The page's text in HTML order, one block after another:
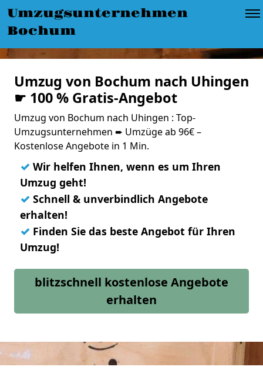
Umzugsunternehmen
Bochum
Umzug von Bochum nach Uhingen
☛ 100 % Gratis-Angebot
Umzug von Bochum nach Uhingen : Top-
Umzugsunternehmen ➨ Umzüge ab 96€ –
Kostenlose Angebote in 1 Min.
✓ Wir helfen Ihnen, wenn es um Ihren
Umzug geht!
✓ Schnell & unverbindlich Angebote
erhalten!
✓ Finden Sie das beste Angebot für Ihren
Umzug!
blitzschnell kostenlose Angebote
erhalten